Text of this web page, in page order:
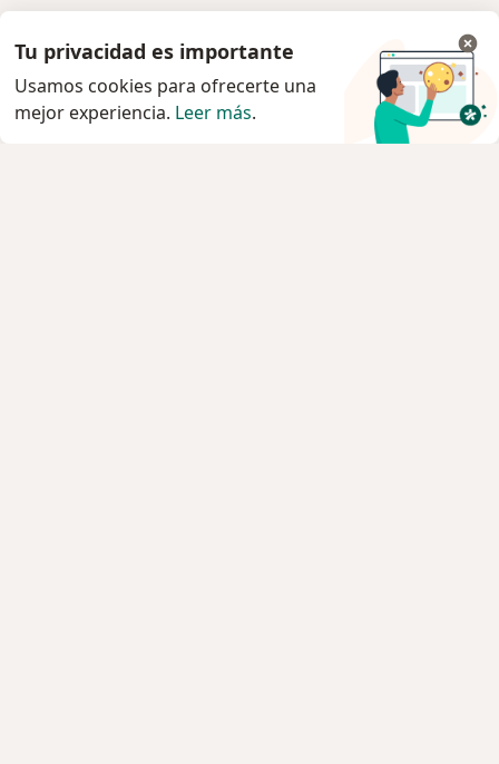
Tu privacidad es importante
Usamos cookies para ofrecerte una
mejor experiencia. Leer más.